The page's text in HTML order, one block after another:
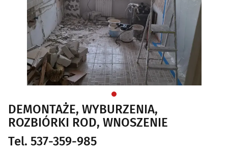
DEMONTAŻE, WYBURZENIA,
ROZBIÓRKI ROD, WNOSZENIE
Tel. 537-359-985